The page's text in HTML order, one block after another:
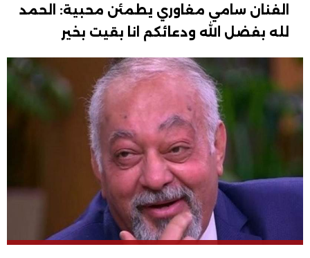
الفنان سامي مغاوري يطمئن محبية: الحمد
لله بفضل الله ودعائكم انا بقيت بخير